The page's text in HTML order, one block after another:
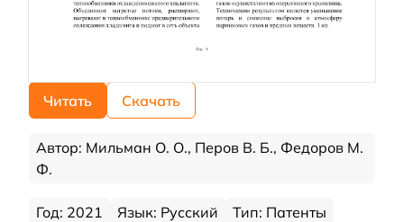
Читать Скачать
Автор: Мильман О. О., Перов В. Б., Федоров М.
Ф.
Год: 2021 Язык: Русский Тип: Патенты